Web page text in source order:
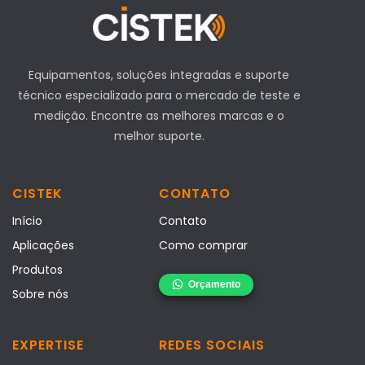
Equipamentos, soluções integradas e suporte
técnico especializado para o mercado de teste e
medição. Encontre as melhores marcas e o
melhor suporte.
CISTEK
Início
Aplicações
Produtos
Sobre nós
CONTATO
Contato
Como comprar
EXPERTISE REDES SOCIAIS